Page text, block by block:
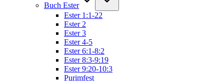
Buch Ester
Ester 1:1-22
Ester 2
Ester 3
Ester 4-5
Ester 6:1-8:2
Ester 8:3-9:19
Ester 9:20-10:3
Purimfest